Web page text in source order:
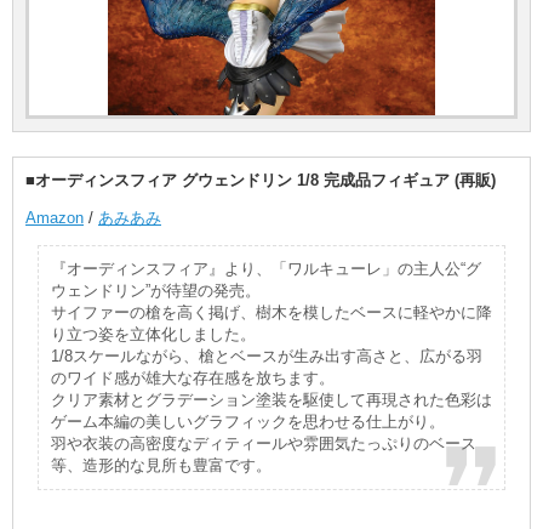
■オーディンスフィア グウェンドリン 1/8 完成品フィギュア (再販)
Amazon / あみあみ
『オーディンスフィア』より、「ワルキューレ」の主人公“グ
ウェンドリン”が待望の発売。
サイファーの槍を高く掲げ、樹木を模したベースに軽やかに降
り立つ姿を立体化しました。
1/8スケールながら、槍とベースが生み出す高さと、広がる羽
のワイド感が雄大な存在感を放ちます。
クリア素材とグラデーション塗装を駆使して再現された色彩は
ゲーム本編の美しいグラフィックを思わせる仕上がり。
羽や衣装の高密度なディティールや雰囲気たっぷりのベース
等、造形的な見所も豊富です。